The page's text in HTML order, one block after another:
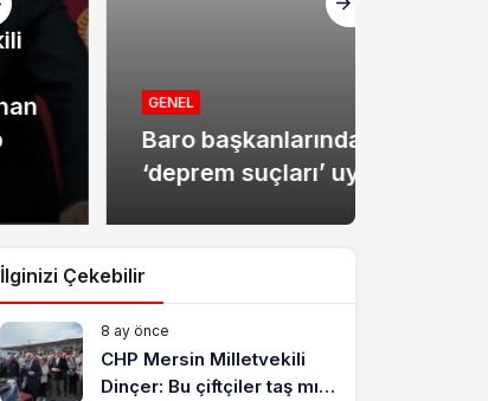
GENEL
Baro başkanlarından
‘deprem suçları’ uyarısı
İlginizi Çekebilir
8 ay önce
CHP Mersin Milletvekili
Dinçer: Bu çiftçiler taş mı